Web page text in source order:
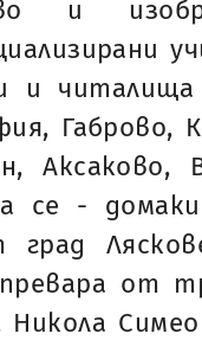
и
и
Габрово,
Аксаково,
се -
от
Никола